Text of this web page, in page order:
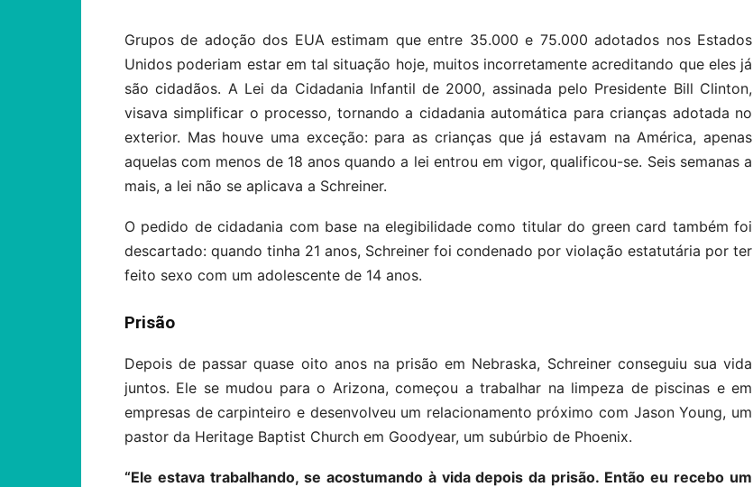
Grupos de adoção dos EUA estimam que entre 35.000 e 75.000 adotados nos Estados
Unidos poderiam estar em tal situação hoje, muitos incorretamente acreditando que eles já
são cidadãos. A Lei da Cidadania Infantil de 2000, assinada pelo Presidente Bill Clinton,
visava simplificar o processo, tornando a cidadania automática para crianças adotada no
exterior. Mas houve uma exceção: para as crianças que já estavam na América, apenas
aquelas com menos de 18 anos quando a lei entrou em vigor, qualificou-se. Seis semanas a
mais, a lei não se aplicava a Schreiner.
O pedido de cidadania com base na elegibilidade como titular do green card também foi
descartado: quando tinha 21 anos, Schreiner foi condenado por violação estatutária por ter
feito sexo com um adolescente de 14 anos.
Prisão
Depois de passar quase oito anos na prisão em Nebraska, Schreiner conseguiu sua vida
juntos. Ele se mudou para o Arizona, começou a trabalhar na limpeza de piscinas e em
empresas de carpinteiro e desenvolveu um relacionamento próximo com Jason Young, um
pastor da Heritage Baptist Church em Goodyear, um subúrbio de Phoenix.
“Ele estava trabalhando, se acostumando à vida depois da prisão. Então eu recebo um